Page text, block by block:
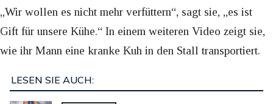
„Wir wollen es nicht mehr verfüttern“, sagt sie, „es ist
Gift für unsere Kühe.“ In einem weiteren Video zeigt sie,
wie ihr Mann eine kranke Kuh in den Stall transportiert.
LESEN SIE AUCH: